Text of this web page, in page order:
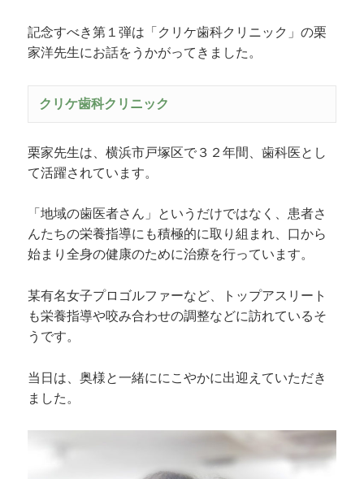
記念すべき第１弾は「クリケ歯科クリニック」の栗
家洋先生にお話をうかがってきました。
クリケ歯科クリニック
栗家先生は、横浜市戸塚区で３２年間、歯科医とし
て活躍されています。
「地域の歯医者さん」というだけではなく、患者さ
んたちの栄養指導にも積極的に取り組まれ、口から
始まり全身の健康のために治療を行っています。
某有名女子プロゴルファーなど、トップアスリート
も栄養指導や咬み合わせの調整などに訪れているそ
うです。
当日は、奥様と一緒ににこやかに出迎えていただき
ました。